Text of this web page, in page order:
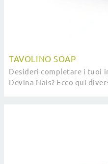
TAVOLINO SOAP
Desideri completare i tuoi
Devina Nais? Ecco qui